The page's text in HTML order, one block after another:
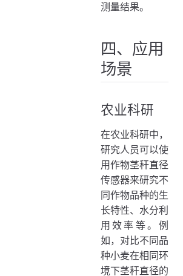
测量结果。
四、应用
场景
农业科研
在农业科研中，
研究人员可以使
用作物茎秆直径
传感器来研究不
同作物品种的生
长特性、水分利
用效率等。例
如，对比不同品
种小麦在相同环
境下茎秆直径的